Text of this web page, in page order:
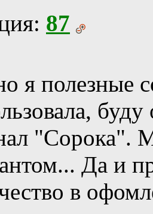
87
я полезные
"Сорока".
Да и
в